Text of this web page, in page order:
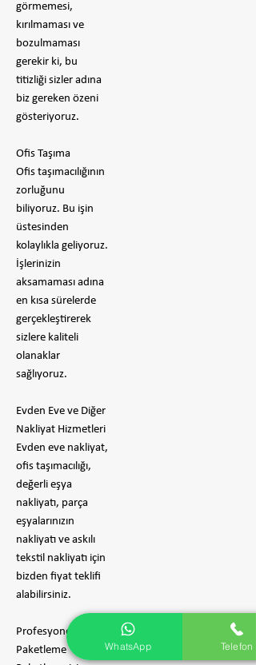
görmemesi,
kırılmaması ve
bozulmaması
gerekir ki, bu
titizliği sizler adına
biz gereken özeni
gösteriyoruz.
Ofis Taşıma
Ofis taşımacılığının
zorluğunu
biliyoruz. Bu işin
üstesinden
kolaylıkla geliyoruz.
İşlerinizin
aksamaması adına
en kısa sürelerde
gerçekleştirerek
sizlere kaliteli
olanaklar
sağlıyoruz.
Evden Eve ve Diğer
Nakliyat Hizmetleri
Evden eve nakliyat,
ofis taşımacılığı,
değerli eşya
nakliyatı, parça
eşyalarınızın
nakliyatı ve askılı
tekstil nakliyatı için
bizden fiyat teklifi
alabilirsiniz.
Profesyonel
Paketleme
WhatsApp Telefon